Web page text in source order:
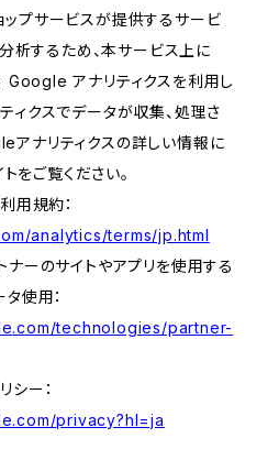
ョップサービスが提供するサービ
析するため、本サービス上に
アナリティクスを利用し
ィクスでデータが収集、処理さ
ナリティクスの詳しい情報に
をご覧ください。
用規約：
analytics/terms/jp.html
ーのサイトやアプリを使用する
使用：
technologies/partner-
シー：
privacy?hl=ja